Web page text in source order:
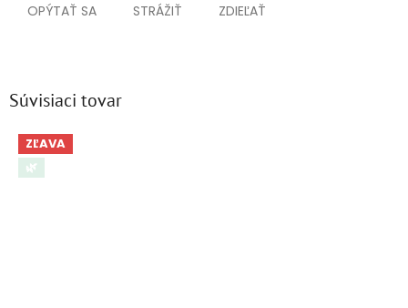
OPÝTAŤ SA STRÁŽIŤ ZDIEĽAŤ
Súvisiaci tovar
ZĽAVA
🌿